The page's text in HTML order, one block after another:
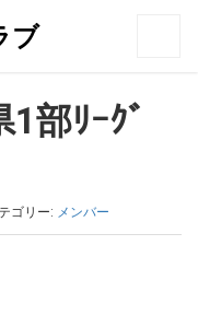
部ﾘｰｸﾞ
ゴリー: メンバー